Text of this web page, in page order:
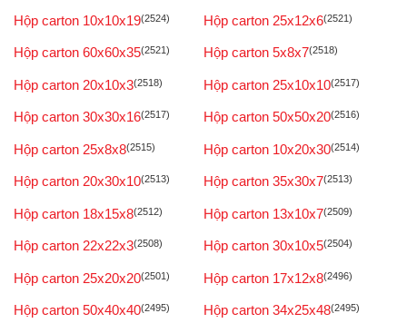
Hộp carton 10x10x19(2524) Hộp carton 25x12x6(2521)
Hộp carton 60x60x35(2521) Hộp carton 5x8x7(2518)
Hộp carton 20x10x3(2518) Hộp carton 25x10x10(2517)
Hộp carton 30x30x16(2517) Hộp carton 50x50x20(2516)
Hộp carton 25x8x8(2515) Hộp carton 10x20x30(2514)
Hộp carton 20x30x10(2513) Hộp carton 35x30x7(2513)
Hộp carton 18x15x8(2512) Hộp carton 13x10x7(2509)
Hộp carton 22x22x3(2508) Hộp carton 30x10x5(2504)
Hộp carton 25x20x20(2501) Hộp carton 17x12x8(2496)
Hộp carton 50x40x40(2495) Hộp carton 34x25x48(2495)